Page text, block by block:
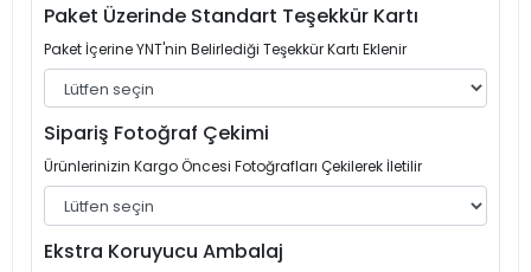
Paket Üzerinde Standart Teşekkür Kartı
Paket İçerine YNT'nin Belirlediği Teşekkür Kartı Eklenir
Sipariş Fotoğraf Çekimi
Ürünlerinizin Kargo Öncesi Fotoğrafları Çekilerek İletilir
Ekstra Koruyucu Ambalaj